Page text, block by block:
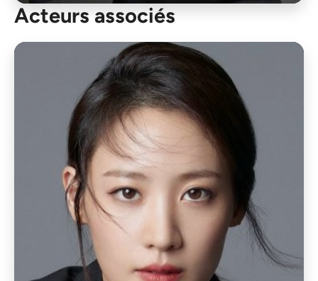
Acteurs associés